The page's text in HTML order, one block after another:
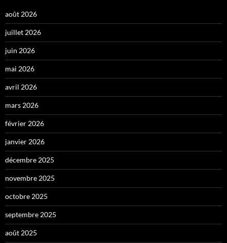
août 2026
juillet 2026
juin 2026
mai 2026
avril 2026
mars 2026
février 2026
janvier 2026
décembre 2025
novembre 2025
octobre 2025
septembre 2025
août 2025